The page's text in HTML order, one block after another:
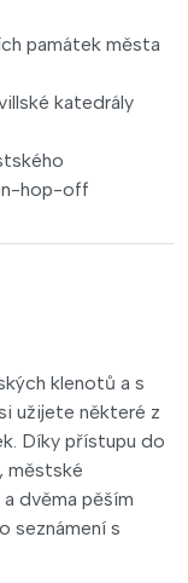
památek města
katedrály
hop-off
klenotů a s
užijete některé z
Díky přístupu do
městské
dvěma pěším
seznámení s